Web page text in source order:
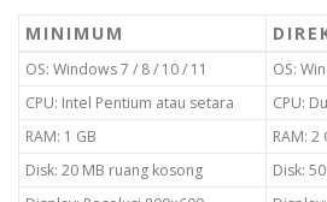
MINIMUM
OS: Windows 7 / 8 / 10 / 11
OS:
CPU: Intel Pentium atau setara
CPU:
RAM: 1 GB
RAM: 2
Disk: 20 MB ruang kosong
Disk: